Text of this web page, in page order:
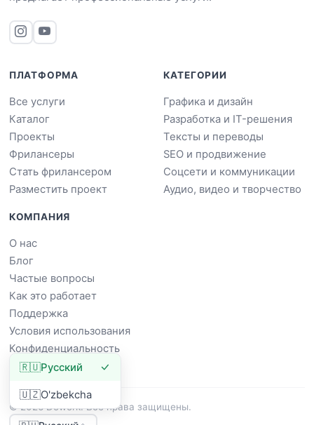
ПЛАТФОРМА
Все услуги
Каталог
Проекты
Фрилансеры
Стать фрилансером
Разместить проект
КАТЕГОРИИ
Графика и дизайн
Разработка и IT-решения
Тексты и переводы
SEO и продвижение
Соцсети и коммуникации
Аудио, видео и творчество
КОМПАНИЯ
О нас
Блог
Частые вопросы
Как это работает
Поддержка
Условия использования
Конфиденциальность
© 2026 Dowork. Все права защищены.
🇷🇺Русский
🇺🇿O'zbekcha